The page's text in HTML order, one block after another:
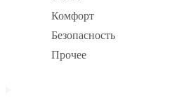
Комфорт
Безопасность
Прочее